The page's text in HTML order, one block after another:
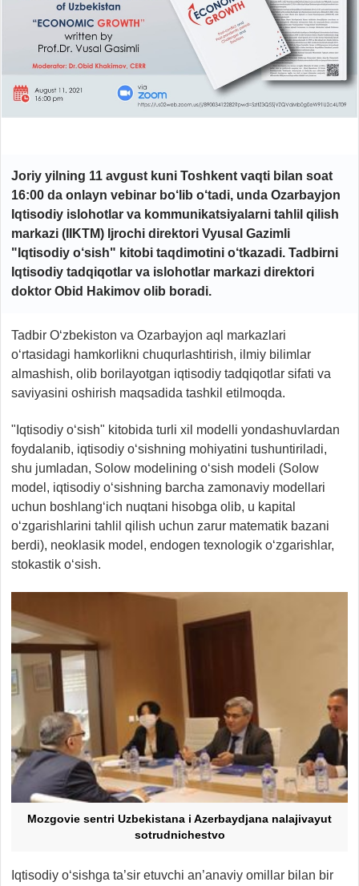
Joriy yilning 11 avgust kuni Toshkent vaqti bilan soat
16:00 da onlayn vebinar bo‘lib o‘tadi, unda Ozarbayjon
Iqtisodiy islohotlar va kommunikatsiyalarni tahlil qilish
markazi (IIKTM) Ijrochi direktori Vyusal Gazimli
"Iqtisodiy o‘sish" kitobi taqdimotini o‘tkazadi. Tadbirni
Iqtisodiy tadqiqotlar va islohotlar markazi direktori
doktor Obid Hakimov olib boradi.
Tadbir O‘zbekiston va Ozarbayjon aql markazlari
o‘rtasidagi hamkorlikni chuqurlashtirish, ilmiy bilimlar
almashish, olib borilayotgan iqtisodiy tadqiqotlar sifati va
saviyasini oshirish maqsadida tashkil etilmoqda.
"Iqtisodiy o‘sish" kitobida turli xil modelli yondashuvlardan
foydalanib, iqtisodiy o‘sishning mohiyatini tushuntiriladi,
shu jumladan, Solow modelining o‘sish modeli (Solow
model, iqtisodiy o‘sishning barcha zamonaviy modellari
uchun boshlang‘ich nuqtani hisobga olib, u kapital
o‘zgarishlarini tahlil qilish uchun zarur matematik bazani
berdi), neoklasik model, endogen texnologik o‘zgarishlar,
stokastik o‘sish.
Mozgovie sentri Uzbekistana i Azerbaydjana nalajivayut
sotrudnichestvo
Iqtisodiy o‘sishga ta’sir etuvchi an’anaviy omillar bilan bir